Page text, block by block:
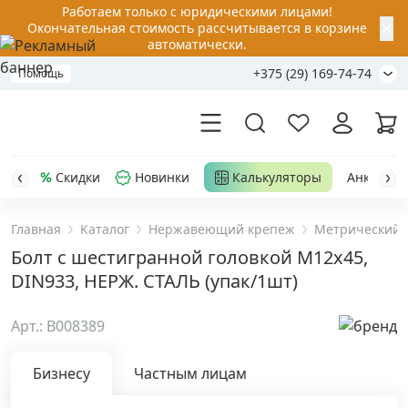
Работаем только с юридическими лицами!
Окончательная стоимость рассчитывается в корзине
автоматически.
Помощь +375 (29) 169-74-74
Акции
Распродажа
Уценка
Анкерная техника
Скидки Новинки Калькуляторы Анкер-
Главная Каталог Нержавеющий крепеж Метрический
Болт с шестигранной головкой M12х45,
DIN933, НЕРЖ. СТАЛЬ (упак/1шт)
Арт.: B008389
Бизнесу Частным лицам